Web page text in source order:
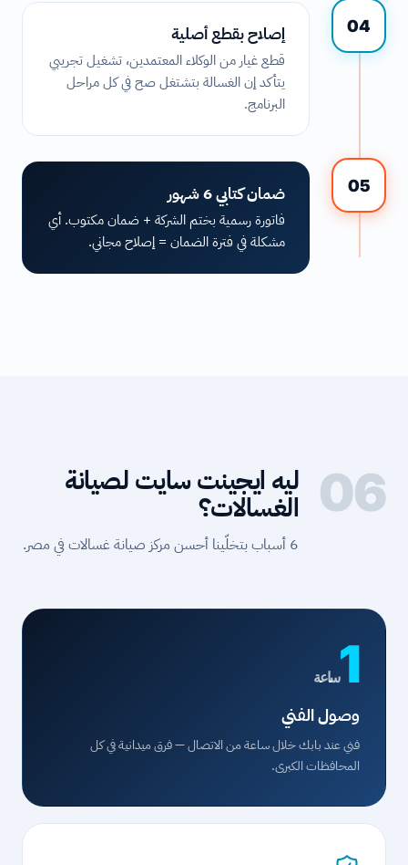
04 إصلاح بقطع أصلية
قطع غيار من الوكلاء المعتمدين، تشغيل تجريبي
يتأكد إن الغسالة بتشتغل صح في كل مراحل
البرنامج.
05 ضمان كتابي 6 شهور
فاتورة رسمية بختم الشركة + ضمان مكتوب. أي
مشكلة في فترة الضمان = إصلاح مجاني.
06 ليه ايجينت سايت لصيانة
الغسالات؟
6 أسباب بتخلّينا أحسن مركز صيانة غسالات في مصر.
1ساعة
وصول الفني
فني عند بابك خلال ساعة من الاتصال — فرق ميدانية في كل
المحافظات الكبرى.